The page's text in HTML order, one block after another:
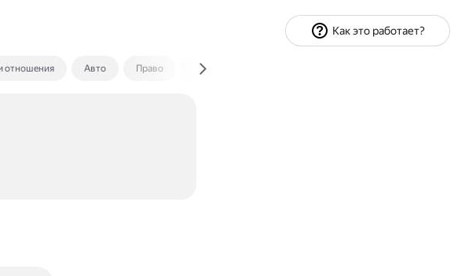
отношения Авто Право Экономика и финансы
Как это работает?